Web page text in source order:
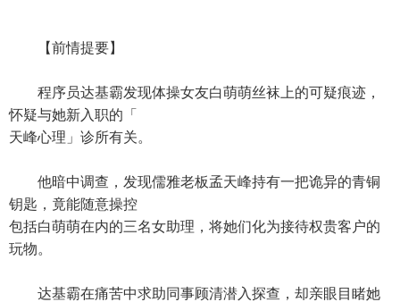
【前情提要】
程序员达基霸发现体操女友白萌萌丝袜上的可疑痕迹，
怀疑与她新入职的「
天峰心理」诊所有关。
他暗中调查，发现儒雅老板孟天峰持有一把诡异的青铜
钥匙，竟能随意操控
包括白萌萌在内的三名女助理，将她们化为接待权贵客户的
玩物。
达基霸在痛苦中求助同事顾清潜入探查，却亲眼目睹她